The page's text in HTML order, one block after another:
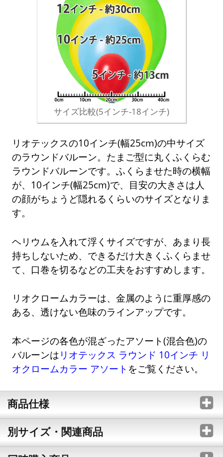
サイズ比較(5インチ-18インチ)
リオテックスの10インチ(幅25cm)の中サイズ
のラウンドバルーン。たまご型に丸くふくらむ
ラウンドバルーンです。ふくらませた時の横幅
が、10インチ(幅25cm)で、目安の大きさは人
の顔がちょうど隠れるくらいのサイズとなりま
す。
ヘリウムを入れて浮くサイズですが、あまり長
持ちしないため、できるだけ大きくふくらませ
て、口巻を切るなどの工夫をおすすめします。
リオクロームカラーは、金属のように重厚感の
ある、透けない色味のラインアップです。
本ページの各色が混ざったアソート(混合色)の
バルーンは リオテックス ラウンド 10インチ リ
オクロームカラー アソート をご覧ください。
商品仕様
別サイズ・関連商品